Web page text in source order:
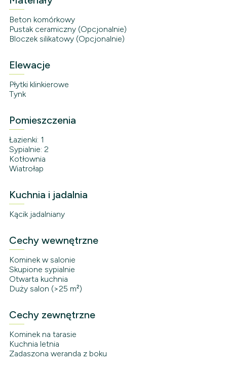
Beton komórkowy
Pustak ceramiczny (Opcjonalnie)
Bloczek silikatowy (Opcjonalnie)
Elewacje
Płytki klinkierowe
Tynk
Pomieszczenia
Łazienki: 1
Sypialnie: 2
Kotłownia
Wiatrołap
Kuchnia i jadalnia
Kącik jadalniany
Cechy wewnętrzne
Kominek w salonie
Skupione sypialnie
Otwarta kuchnia
Duży salon (>25 m²)
Cechy zewnętrzne
Kominek na tarasie
Kuchnia letnia
Zadaszona weranda z boku